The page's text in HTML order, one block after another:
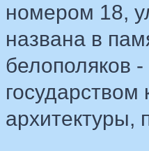
номером 18,
названа в
белополяков
государством
архитектуры,